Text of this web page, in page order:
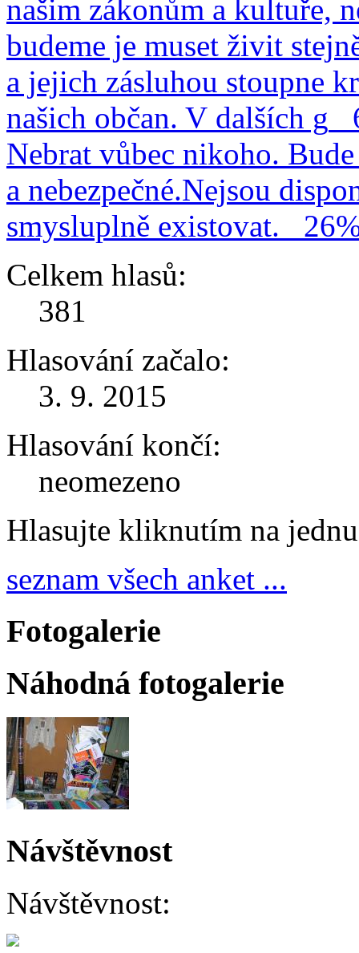
našim zákonům a kultuře,
budeme je muset živit
a jejich zásluhou stoupne
našich občan. V dalších g
Nebrat vůbec nikoho.
a nebezpečné.Nejsou
smysluplně existovat.
Celkem hlasů:
381
Hlasování začalo:
3. 9. 2015
Hlasování končí:
neomezeno
Hlasujte kliknutím na
seznam všech anket ...
Fotogalerie
Náhodná fotogalerie
Návštěvnost
Návštěvnost: